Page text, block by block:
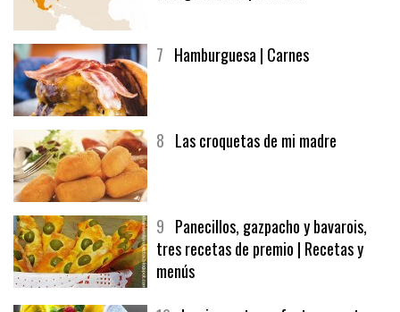
7 Hamburguesa | Carnes
8 Las croquetas de mi madre
9 Panecillos, gazpacho y bavarois,
tres recetas de premio | Recetas y
menús